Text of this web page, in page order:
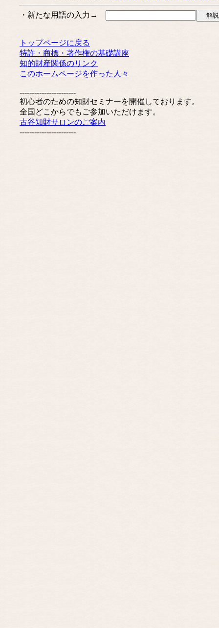
・新たな用語の入力→
トップページに戻る
特許・商標・著作権の基礎講座
知的財産関係のリンク
このホームページを作った人々
-----------------------
初心者のための知財セミナーを開催しております。
全国どこからでもご参加いただけます。
古谷知財サロンのご案内
-----------------------